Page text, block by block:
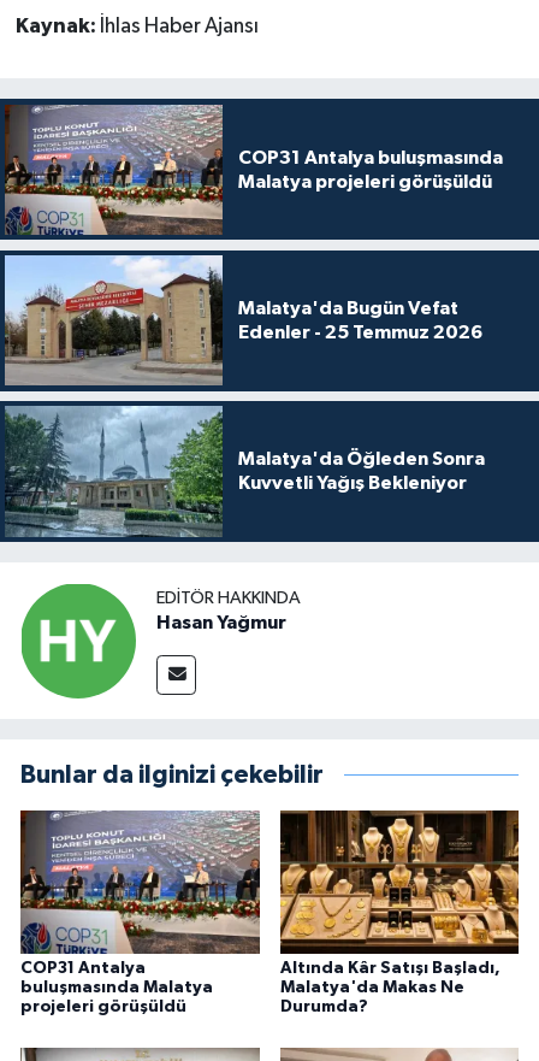
Kaynak: İhlas Haber Ajansı
COP31 Antalya buluşmasında
Malatya projeleri görüşüldü
Malatya'da Bugün Vefat
Edenler - 25 Temmuz 2026
Malatya'da Öğleden Sonra
Kuvvetli Yağış Bekleniyor
EDITÖR HAKKINDA
Hasan Yağmur
Bunlar da ilginizi çekebilir
COP31 Antalya
buluşmasında Malatya
projeleri görüşüldü
Altında Kâr Satışı Başladı,
Malatya'da Makas Ne
Durumda?